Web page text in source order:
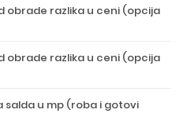
obrade razlika u ceni (opcija
obrade razlika u ceni (opcija
salda u mp (roba i gotovi